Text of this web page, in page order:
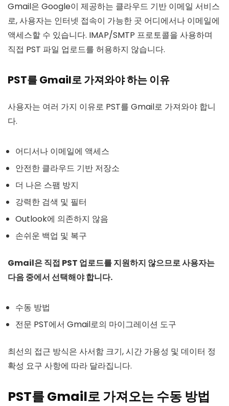
Gmail은 Google이 제공하는 클라우드 기반 이메일 서비스
로, 사용자는 인터넷 접속이 가능한 곳 어디에서나 이메일에
액세스할 수 있습니다. IMAP/SMTP 프로토콜을 사용하며
직접 PST 파일 업로드를 허용하지 않습니다.
PST를 Gmail로 가져와야 하는 이유
사용자는 여러 가지 이유로 PST를 Gmail로 가져와야 합니
다.
어디서나 이메일에 액세스
안전한 클라우드 기반 저장소
더 나은 스팸 방지
강력한 검색 및 필터
Outlook에 의존하지 않음
손쉬운 백업 및 복구
Gmail은 직접 PST 업로드를 지원하지 않으므로 사용자는
다음 중에서 선택해야 합니다.
수동 방법
전문 PST에서 Gmail로의 마이그레이션 도구
최선의 접근 방식은 사서함 크기, 시간 가용성 및 데이터 정
확성 요구 사항에 따라 달라집니다.
PST를 Gmail로 가져오는 수동 방법